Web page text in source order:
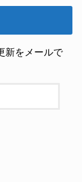
新をメールで